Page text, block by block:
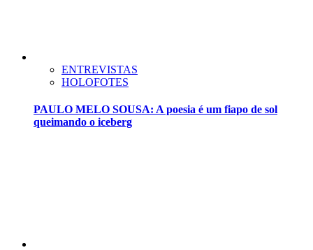
ENTREVISTAS
HOLOFOTES
PAULO MELO SOUSA: A poesia é um fiapo de sol
queimando o iceberg